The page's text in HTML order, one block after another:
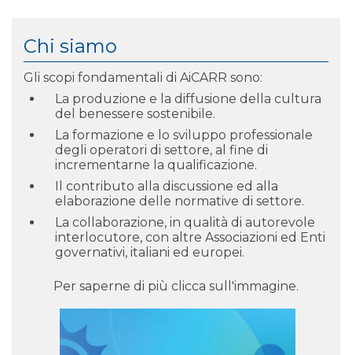
Chi siamo
Gli scopi fondamentali di AiCARR sono:
La produzione e la diffusione della cultura
del benessere sostenibile.
La formazione e lo sviluppo professionale
degli operatori di settore, al fine di
incrementarne la qualificazione.
Il contributo alla discussione ed alla
elaborazione delle normative di settore.
La collaborazione, in qualità di autorevole
interlocutore, con altre Associazioni ed Enti
governativi, italiani ed europei.
Per saperne di più clicca sull'immagine.